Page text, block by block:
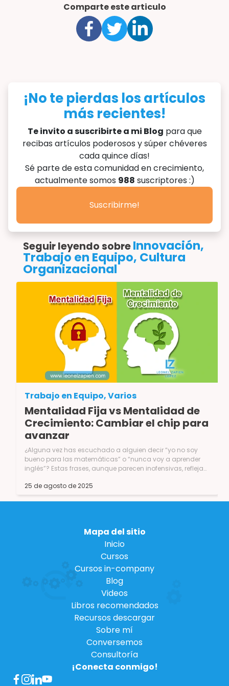
Comparte este articulo
¡No te pierdas los artículos
más recientes!
Te invito a suscribirte a mi Blog para que
recibas artículos poderosos y súper chéveres
cada quince días!
Sé parte de esta comunidad en crecimiento,
actualmente somos 988 suscriptores :)
Suscribirme!
Seguir leyendo sobreInnovación,
Trabajo en Equipo, Cultura
Organizacional
Trabajo en Equipo, Varios
Mentalidad Fija vs Mentalidad de
Crecimiento: Cambiar el chip para
avanzar
¿Alguna vez has escuchado a alguien decir “yo no soy bueno para las matemáticas” o “nunca voy a aprender inglés”? Estas frases, aunque parecen inofensivas, reflejan una forma de pensar que puede limitar nuestro desarrollo. La psicóloga Carol Dweck, profesora en la Universidad de Stanford, estudió durante años cómo nuestras creencias sobre la inteligencia y el talento influyen en lo que logramos. De acuerdo con el trabajo de Carol Dweck, existen dos formas distintas de ver el mundo, es lo que llama: **Mentalidad Fija y Mentalidad de Crecimiento (Fixed mindset & Growth mindset)**. (image: carol-dweck-mindset-book-mentalidad-del-exito-libro-leonel-zapien-lopez-guadalajara-mexico-ideas-agilidad.webp) (Imagen: Carol S. Dweck, Ph.D.) Veamos un poco de estos conceptos y cómo aplican en nuestra vida diaria, personal y profesional, para aprender, superar obstáculos, y crecer. # Mentalidad fija (image: leonel-zapien-lopez-guadalajara-mexico-ideas-agilidad-mentalidad-de-crecimiento-vs-mentalidad-fija-growth-fixed-mindset-carol-dw.webp) La mentalidad fija es la creencia de que nuestra inteligencia, habilidades o capacidades son algo que no cambia. Si alguien “nació” bueno para los deportes, entonces así es, y no puede desarrollar otras habilidades como el pensamiento analítico o ser bueno para las artes, por ejemplo. Pero esto va un poco más allá, ya que una persona con mentalidad fija no está abierta para aprender en todo el sentido de la palabra, no solo me refiero a buscar aprender nuevas cosas (como tomar cursos o formar parte de institutos), esto implica también que suele evitar retos o teme equivocarse y se va por realizar actividades “a la segura” (en las que no puede equivocarse), lo cual le evitar el aprender y desarrollar nuevas habilidades. Esto tiene también que ver con que, por ejemplo, pueden tomar una **retroalimentación o feedback** como una invalidación personal, con frustración, actuando a la defensiva y poniendo la responsabilidad en los demás en lugar de en sí misma o en sí mismo, ya que no está abierta para aprender y esto incluye el negarse a identificar áreas de mejora en su persona. Un ejemplo podría ser alguien que, al recibir una retroalimentación limpia y objetiva, comienza a justificarse con mil argumentos posibles: “No hice las pruebas unitarias porque era un elemento de trabajo de urgencia alta” o “No entregué el reporte porque no entendí que era para hoy, pensé que se podía entregar otro día”… y no se malinterprete que solo las personas con personalidad fija cometen errores, la diferencia es la apertura para reconocerlo, porque en ambos ejemplos que he mencionado, el resultado sería totalmente distinto si la persona hubiera preguntado o confirmado, si la persona levanta la mano para solicitar apoyo. # Mentalidad de crecimiento (image: leonel-zapien-lopez-guadalajara-mexico-ideas-agilidad-mentalidad-de-crecimiento-vs-mentalidad-fija-growth-fixed-mindset-02.webp) La mentalidad de crecimiento, en cambio, es la creencia de que podemos aprender y desarrollar nuevas habilidades, que mediante práctica y dedicación podemos crecer. Si una persona con mentalidad de crecimiento no sabe algo, puede preguntar ya que no teme a mostrarse abierta o abierto y reconocer que no lo sabe todo. Así mismo, puede experimentar ya que no teme a que algo no funcione como se esperaba, por el contrario, identifica el aprendizaje de las situaciones. Una mentalidad de crecimiento es una perspectiva de la vida en la que una persona cree que sus talentos, inteligencia y habilidades pueden desarrollarse todavía más. Quienes poseen esta mentalidad buscan oportunidades para aprender, adquirir nuevas habilidades y mejorar las existentes. Cuando se presenta un reto o desafío, una persona con mentalidad de crecimiento no lo ve como una oportunidad para crecer. Creen que el trabajo constante, y no la suerte o el azar, determina lo que consiguen en la vida. Es totalmente proactiva o proactivo, siempre dispuesta o dispuesto. Es importante una aclaración, como dicen mis amigos chilenos: ¡Ojo al piojo!, veamos: # Mentalidad de crecimiento no es mantener siempre un positivismo aparente Si a una persona le fue mal en un examen, si no fue aceptado en la universidad a la que aplicó, si le tocó un despido debido a un recorte de personal en su organización (layoff o downsizing), o si ha tenido un problema personal / familiar o en su relación de pareja, no quiere decir que no se permita sentirse mal o decepcionada o decepcionado, ¿Quién no lo estaría?, ¡Somos humanos! (image: leonel-zapien-lopez-guadalajara-mexico-ideas-agilidad-mentalidad-de-crecimiento-vs-fija-growth-fixed-mindset-optimismo-tristeza.webp) (Imagen de: Depositphotos) La enorme diferencia es que no “tiran la toalla”, tal vez pasen por un periodo de duelo (en mayor o menor medida, todos lo hacemos, dependiendo del contexto), pero acepta la situación y se pone a trabajar para afrontar el reto. No toma la situación como una “justificación”, como lo haría una persona con mentalidad fija. También es importante mencionar que una Mentalidad de Crecimiento no trata de negar nuestras limitaciones ni que existen atributos o características que pueden ayudar a que una determinada actividad nos resulte más fácil o más difícil, pero, un hecho, es que una característica clave de la mentalidad de crecimiento implica reconocer de manera objetiva tanto nuestras fortalezas como nuestras debilidades, ambas, e identificar las áreas en las que necesitamos trabajar. (image: leonel-zapien-lopez-guadalajara-mexico-ideas-agilidad-mentalidad-de-crecimiento-vs-fija-growth-fixed-mindset-04.webp) (Imagen de creación propia con mi amigo Copilot) # Aplicación en la vida profesional En el trabajo, tener una mentalidad de crecimiento puede marcar la diferencia en cómo avanzamos, cómo nos adaptamos a los cambios, qué tan dispuestos estamos para aprender nuevas herramientas. Esto es aún más crítico (por el impacto que puede tener) en un líder, ya que la Mentalidad de Crecimiento del líder puede ayudar a desarrollar a sus colaboradores, fomentar el aprendizaje en su equipo, celebrar los intentos y no castigar los errores. De nueva cuenta, ¡Ojo al piojo!, hay de errores a errores, claro, y no quiere decir que no se deban de conversar, pero hay siempre maneras adecuadas, y es fundamental enfatizar que un líder con Mentalidad de Crecimiento fomenta un entorno de alta seguridad Psicológica (si te interesa conocer un poco más sobre **Seguridad Psicológica**, puedes leer el artículo de mi blog sobre este tema (link: https://leonelzapien.com/blog/la-importancia-de-un-entorno-de-alta-seguridad-psicologica-psychological-safety text: aquí)). # Un ejemplo de la vida real En un equipo en el cual estuve hace vaaarios años, yo era **Scrum Master**, comenzamos a trabajar con Scrum desde cero con un equipo nuevo. Después de los tropiezos y aprendizajes iniciales de todo equipo (no solo el equipo era nuevo en Scrum, sino que era un equipo de nueva formación), después de un proceso de inmersión en Scrum, ya cuando el equipo estuvo trabajando aproximadamente 5 Sprints comenzaba a acoplarse, tanto como un equipo que pasa por diversas etapas (aunque existen otros modelos que lo explican muy bien, personalmente me parece muy adecuado el Modelo de Tuckman que explica que un equipo pasa por cuatro etapas: formación, conflicto, normalización y desempeño), como en lo concerniente a aprender Scrum y Agile (si te interesa conocer un poco más estos temas, puedes leer aquí mismo en mi Blog un artículo sobre Scrum (link: https://leonelzapien.com/blog/que-es-scrum text: aquí), un artículo sobre Agile (link: https://leonelzapien.com/blog/que-es-agile text: aquí), un artículo sobre el Scrum Master (link: https://leonelzapien.com/blog/quiero-iniciarme-en-scrum-por-donde-comienzo text: aquí), o un artículo sobre el Agile Coach (link: https://leonelzapien.com/blog/scrum-master-o-agile-coach text: aquí)). Después de estos 5 Sprints, el equipo comenzaba a entregar software de mejorar calidad, los eventos de Scrum ya casi siempre cumplían su duración (timebox) y propósito, las estimaciones de sus historias de usuario estaban mejorando bastante (en aquel tiempo solo hacíamos estimaciones, después aprendí sobre herramientas de pronóstico, pero ese es tema para un futuro artículo), y otros muchos etcéteras. Sin embargo, no todo era “miel sobre hojuelas”. Un día que me quedé realmente hasta tarde en la oficina por unas cuestiones que estaba revisando con un manager, me di cuenta que un chico del equipo aún estaba trabajando, y ya pasaban de las 9 de noche. Hablé con él y me comentó que estaba revisando unas cosas, pero todo estaba bien. A la semana siguiente, fui en la noche a la oficina junto con otras personas por un despliegue a producción que iba a realizar otro equipo, eran las diez y media de la noche, y nuevamente ahí estaba este chico, aún trabajando. Esto ya era claramente un foco rojo. En conjunto con su manager revisamos sus horarios de entrada y salida, y nos dimos cuenta de que todos los días salía entre 8 y 11 de la noche. Diariamente. Nadie en el equipo nos habíamos percatado de esto ya que entregaba en tiempo sus tareas, a veces tenía uno que otro retraso, pero nada de impacto. En los Daily Scrum, nunca tenía bloqueos, impedimentos, ni nada “atípico”. Me di cuenta de que cumplía con su trabajo, pero le tomaba muchas más horas que al resto de los integrantes del equipo en hacerlo. Me di cuenta de que nunca levantaba la mano para solicitar ayuda, de que claramente tenía dudas técnicas, problemas con su código, pero no lo externaba. Claramente sabía que era un chico algo “serio”, pero no tenía idea del nivel de frustración con el cual estaba cargando. (image: leonel-zapien-lopez-guadalajara-mexico-ideas-agilidad-mentalidad-de-crecimiento-vs-fija-growth-fixed-mindset-presona-frustrada.jpg) (Imagen de: eepsicologia.lat) Así que fue tiempo de intervenir directamente. Durante la conversación uno-a-uno, para mi
25 de agosto de 2025
Mapa del sitio
Inicio
Cursos
Cursos in-company
Blog
Videos
Libros recomendados
Recursos descargar
Sobre mí
Conversemos
Consultoría
¡Conecta conmigo!